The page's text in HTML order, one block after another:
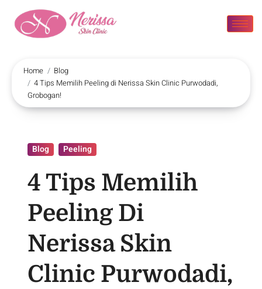
Home
Blog
4 Tips Memilih Peeling di Nerissa Skin Clinic Purwodadi,
Grobogan!
Blog Peeling
4 Tips Memilih
Peeling Di
Nerissa Skin
Clinic Purwodadi,